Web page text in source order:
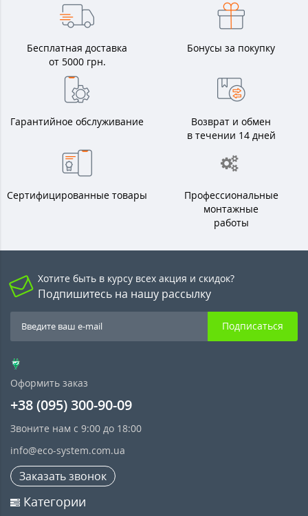
Бесплатная доставка
от 5000 грн.
Бонусы за покупку
Гарантийное обслуживание
Возврат и обмен
в течении 14 дней
Сертифицированные товары
Профессиональные
монтажные
работы
Хотите быть в курсу всех акция и скидок?
Подпишитесь на нашу рассылку
Подписаться
Оформить заказ
+38 (095) 300-90-09
Звоните нам с 9:00 до 18:00
info@eco-system.com.ua
Заказать звонок
Категории